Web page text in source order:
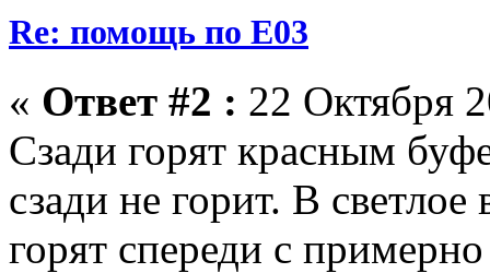
Re: помощь по Е03
« Ответ #2 : 22 Октября
Сзади горят красным
сзади не горит. В
горят спереди с